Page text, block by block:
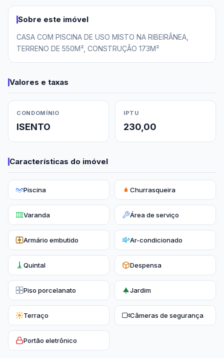
Sobre este imóvel
CASA COM PISCINA DE USO MISTO NA RIBEIRÃNEA,
TERRENO DE 550M², CONSTRUÇÃO 173M²
Valores e taxas
CONDOMÍNIO
ISENTO
IPTU
230,00
Características do imóvel
Piscina Churrasqueira
Varanda Área de serviço
Armário embutido Ar-condicionado
Quintal Despensa
Piso porcelanato Jardim
Terraço Câmeras de segurança
Portão eletrônico